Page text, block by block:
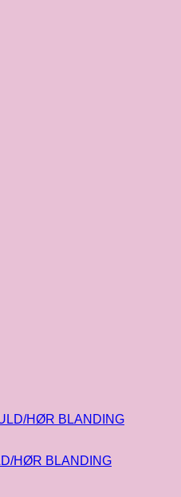
HØR BLANDING